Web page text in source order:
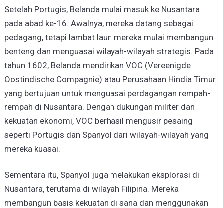
Setelah Portugis, Belanda mulai masuk ke Nusantara
pada abad ke-16. Awalnya, mereka datang sebagai
pedagang, tetapi lambat laun mereka mulai membangun
benteng dan menguasai wilayah-wilayah strategis. Pada
tahun 1602, Belanda mendirikan VOC (Vereenigde
Oostindische Compagnie) atau Perusahaan Hindia Timur
yang bertujuan untuk menguasai perdagangan rempah-
rempah di Nusantara. Dengan dukungan militer dan
kekuatan ekonomi, VOC berhasil mengusir pesaing
seperti Portugis dan Spanyol dari wilayah-wilayah yang
mereka kuasai.
Sementara itu, Spanyol juga melakukan eksplorasi di
Nusantara, terutama di wilayah Filipina. Mereka
membangun basis kekuatan di sana dan menggunakan